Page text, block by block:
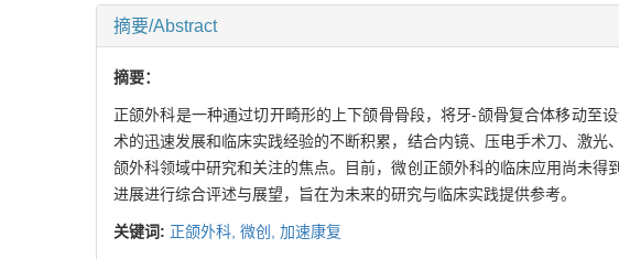
摘要/Abstract
摘要：
正颌外科是一种通过切开畸形的上下颌骨骨段，将牙-颌骨复合体移动至
术的迅速发展和临床实践经验的不断积累，结合内镜、压电手术刀、激
颌外科领域中研究和关注的焦点。目前，微创正颌外科的临床应用尚未
进展进行综合评述与展望，旨在为未来的研究与临床实践提供参考。
关键词: 正颌外科, 微创, 加速康复